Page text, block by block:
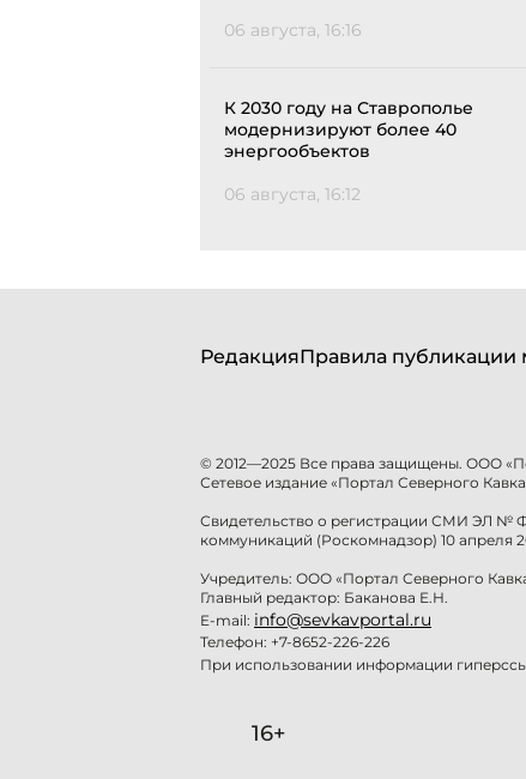
06 августа, 16:16
К 2030 году на Ставрополье
модернизируют более 40
энергообъектов
06 августа, 16:12
РедакцияПравила публикации
© 2012—2025 Все права защищены. ООО
Сетевое издание «Портал Северного
Свидетельство о регистрации СМИ ЭЛ №
коммуникаций (Роскомнадзор) 10 апреля
Учредитель: ООО «Портал Северного
Главный редактор: Баканова Е.Н.
E-mail: info@sevkavportal.ru
Телефон: +7-8652-226-226
При использовании информации
16+